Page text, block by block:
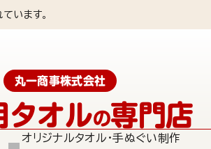
います。
丸一商事株式会社
タオルの専門店
オリジナルタオル・手ぬぐい制作